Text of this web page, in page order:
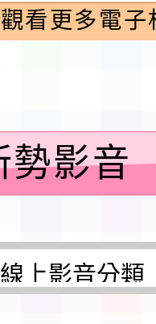
觀看更多電子
勢影音